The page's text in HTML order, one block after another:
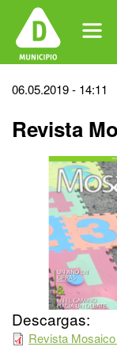
navigation
Back
top
06.05.2019 - 14:11
Revista
Descargas:
Revista